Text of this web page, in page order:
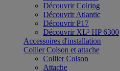
Découvrir Colring
Découvrir Atlantic
Découvrir P17
Découvrir XL³ HP 6300
Accessoires d'installation
Collier Colson et attache
Collier Colson
Attache